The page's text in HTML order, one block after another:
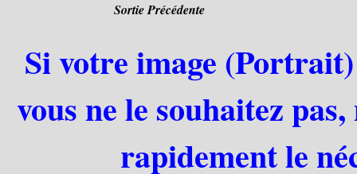
Sortie Précédente
Si votre image
vous ne le souhaitez
rapidement le